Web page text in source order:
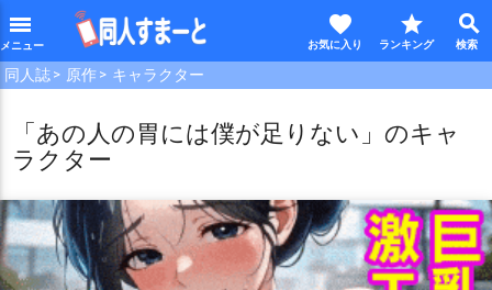
menu search
star
favorite
同人誌 原作 キャラクター
「あの人の胃には僕が足りない」のキャ
ラクター